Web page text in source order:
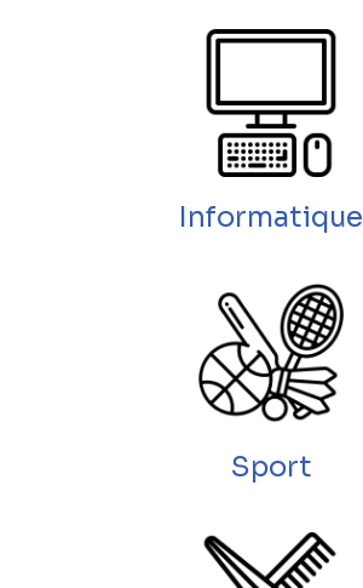
Informatique
Sport